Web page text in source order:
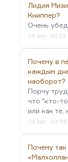
Лидия
Книппер?
Очень
06 авг., 01:23
Почему в
каждым
наоборот?
Порчу
что "кто-
или как те,
03 авг., 04:58
Почему